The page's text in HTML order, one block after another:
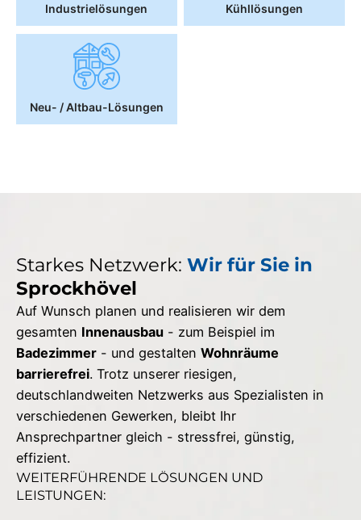
Industrielösungen Kühllösungen
Neu- / Altbau-Lösungen
Starkes Netzwerk: Wir für Sie in
Sprockhövel
Auf Wunsch planen und realisieren wir dem
gesamten Innenausbau - zum Beispiel im
Badezimmer - und gestalten Wohnräume
barrierefrei. Trotz unserer riesigen,
deutschlandweiten Netzwerks aus Spezialisten in
verschiedenen Gewerken, bleibt Ihr
Ansprechpartner gleich - stressfrei, günstig,
effizient.
WEITERFÜHRENDE LÖSUNGEN UND
LEISTUNGEN: